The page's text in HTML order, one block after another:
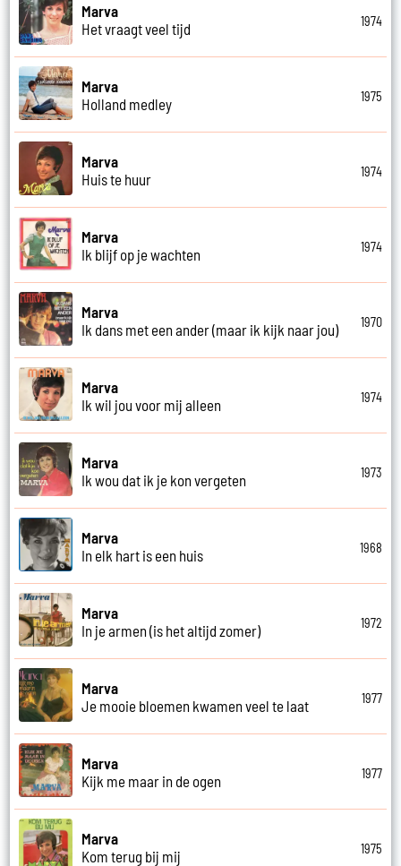
Marva
Het vraagt veel tijd
1974
Marva
Holland medley
1975
Marva
Huis te huur
1974
Marva
Ik blijf op je wachten
1974
Marva
Ik dans met een ander (maar ik kijk naar jou)
1970
Marva
Ik wil jou voor mij alleen
1974
Marva
Ik wou dat ik je kon vergeten
1973
Marva
In elk hart is een huis
1968
Marva
In je armen (is het altijd zomer)
1972
Marva
Je mooie bloemen kwamen veel te laat
1977
Marva
Kijk me maar in de ogen
1977
Marva
Kom terug bij mij
1975